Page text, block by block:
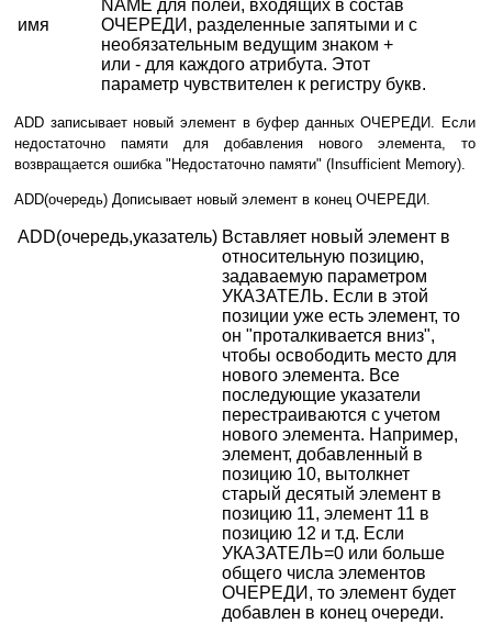
имя
NAME для полей, входящих в состав
ОЧЕРЕДИ, разделенные запятыми и с
необязательным ведущим знаком +
или - для каждого атрибута. Этот
параметр чувствителен к регистру букв.
ADD записывает новый элемент в буфер данных ОЧЕРЕДИ. Если
недостаточно памяти для добавления нового элемента, то
возвращается ошибка "Недостаточно памяти" (Insufficient Memory).
ADD(очередь) Дописывает новый элемент в конец ОЧЕРЕДИ.
ADD(очередь,указатель) Вставляет новый элемент в
относительную позицию,
задаваемую параметром
УКАЗАТЕЛЬ. Если в этой
позиции уже есть элемент, то
он "проталкивается вниз",
чтобы освободить место для
нового элемента. Все
последующие указатели
перестраиваются с учетом
нового элемента. Например,
элемент, добавленный в
позицию 10, вытолкнет
старый десятый элемент в
позицию 11, элемент 11 в
позицию 12 и т.д. Если
УКАЗАТЕЛЬ=0 или больше
общего числа элементов
ОЧЕРЕДИ, то элемент будет
добавлен в конец очереди.